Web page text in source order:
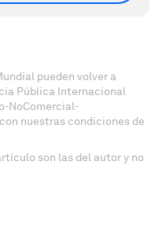
pueden volver a
Pública Internacional
NoComercial-
nuestras condiciones de
son las del autor y no